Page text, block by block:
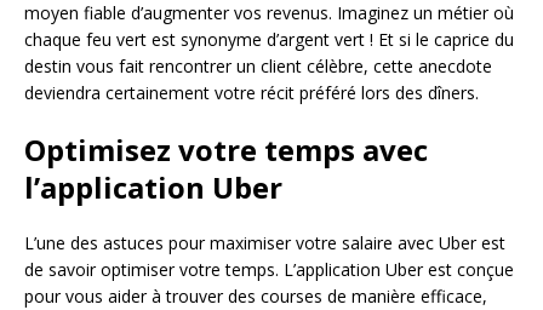
moyen fiable d’augmenter vos revenus. Imaginez un métier où
chaque feu vert est synonyme d’argent vert ! Et si le caprice du
destin vous fait rencontrer un client célèbre, cette anecdote
deviendra certainement votre récit préféré lors des dîners.
Optimisez votre temps avec
l’application Uber
L’une des astuces pour maximiser votre salaire avec Uber est
de savoir optimiser votre temps. L’application Uber est conçue
pour vous aider à trouver des courses de manière efficace,